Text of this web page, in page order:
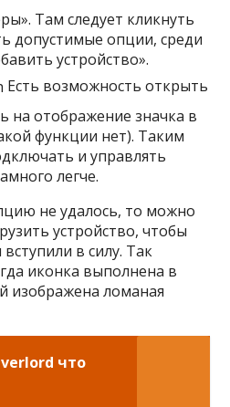
Там следует кликнуть
допустимые опции, среди
устройство».
Есть возможность открыть
на отображение значка в
функции нет). Таким
и управлять
легче.
не удалось, то можно
устройство, чтобы
в силу. Так
иконка выполнена в
изображена ломаная
что